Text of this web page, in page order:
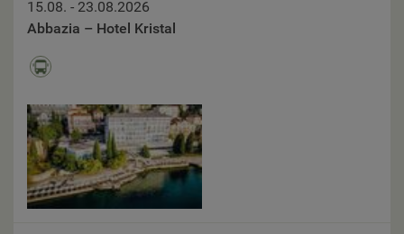
15.08. - 23.08.2026
Abbazia – Hotel Kristal